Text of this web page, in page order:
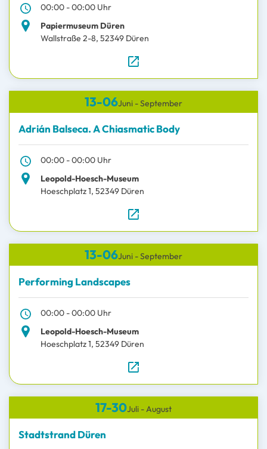
00:00 - 00:00 Uhr
Papiermuseum Düren
Wallstraße 2-8, 52349 Düren
zur Website
13-06Juni - September
Adrián Balseca. A Chiasmatic Body
00:00 - 00:00 Uhr
Leopold-Hoesch-Museum
Hoeschplatz 1, 52349 Düren
zur Website
13-06Juni - September
Performing Landscapes
00:00 - 00:00 Uhr
Leopold-Hoesch-Museum
Hoeschplatz 1, 52349 Düren
zur Website
17-30Juli - August
Stadtstrand Düren